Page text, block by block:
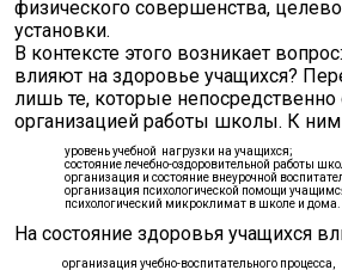
физического совершенства,
установки.
В контексте этого возникает
влияют на здоровье учащихся?
лишь те, которые непосредственно
организацией работы школы. К ним
уровень учебной нагрузки на учащихся;
состояние лечебно-оздоровительной работы
организация и состояние внеурочной
организация психологической помощи
психологический микроклимат в школе и дома.
На состояние здоровья учащихся
организация учебно-воспитательного процесса,